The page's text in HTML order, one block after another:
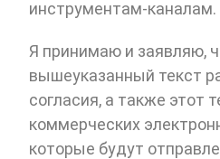
инструментам-каналам.
Я принимаю и заявляю,
вышеуказанный текст
согласия, а также этот
коммерческих
которые будут